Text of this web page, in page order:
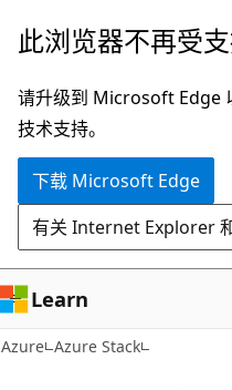
跳
主
要
内
此浏览器不再受支
请升级到 Microsoft Edge
技术支持。
下载 Microsoft Edge
有关 Internet Explorer
Learn
Azure Azure Stack